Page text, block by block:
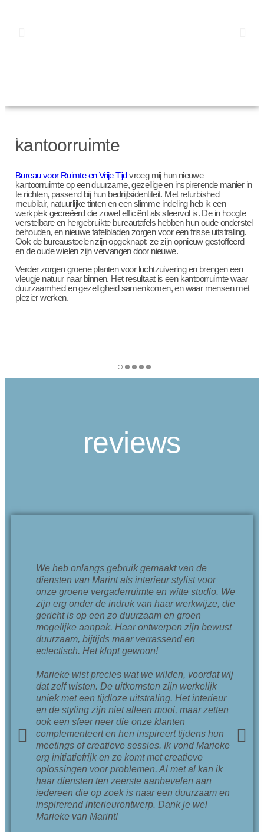
kantoorruimte
Bureau voor Ruimte en Vrije Tijdvroeg mij hun nieuwe
kantoorruimte op een duurzame, gezellige en inspirerende manier in
te richten, passend bij hun bedrijfsidentiteit. Met refurbished
meubilair, natuurlijke tinten en een slimme indeling heb ik een
werkplek gecreëerd die zowel efficiënt als sfeervol is. De in hoogte
verstelbare en hergebruikte bureautafels hebben hun oude onderstel
behouden, en nieuwe tafelbladen zorgen voor een frisse uitstraling.
Ook de bureaustoelen zijn opgeknapt: ze zijn opnieuw gestoffeerd
en de oude wielen zijn vervangen door nieuwe.
Verder zorgen groene planten voor luchtzuivering en brengen een
vleugje natuur naar binnen. Het resultaat is een kantoorruimte waar
duurzaamheid en gezelligheid samenkomen, en waar mensen met
plezier werken.
reviews
We heb onlangs gebruik gemaakt van de
diensten van Marint als interieur stylist voor
onze groene vergaderruimte en witte studio. We
zijn erg onder de indruk van haar werkwijze, die
gericht is op een zo duurzaam en groen
mogelijke aanpak. Haar ontwerpen zijn bewust
duurzaam, bijtijds maar verrassend en
eclectisch. Het klopt gewoon!
Marieke wist precies wat we wilden, voordat wij
dat zelf wisten. De uitkomsten zijn werkelijk
uniek met een tijdloze uitstraling. Het interieur
en de styling zijn niet alleen mooi, maar zetten
ook een sfeer neer die onze klanten
complementeert en hen inspireert tijdens hun
meetings of creatieve sessies. Ik vond Marieke
erg initiatiefrijk en ze komt met creatieve
oplossingen voor problemen. Al met al kan ik
haar diensten ten zeerste aanbevelen aan
iedereen die op zoek is naar een duurzaam en
inspirerend interieurontwerp. Dank je wel
Marieke van Marint!